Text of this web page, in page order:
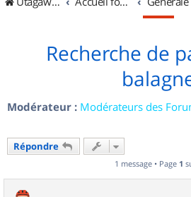
Recherche de
Modérateur : Modérateurs des
Répondre
1 message • Page 1